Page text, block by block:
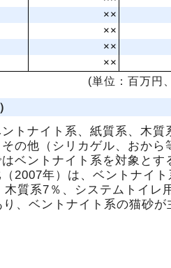
××
××
××
××
(単位：百万円
トナイト系、紙質系、木質
の他（シリカゲル、おから
ベントナイト系を対象とす
2007年）は、ベントナイト
質系7％、システムトイレ
、ベントナイト系の猫砂が